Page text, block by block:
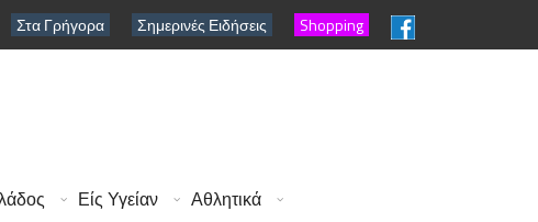
Στα Γρήγορα Σημερινές Ειδήσεις Shopping
Είς Υγείαν
Αθλητικά